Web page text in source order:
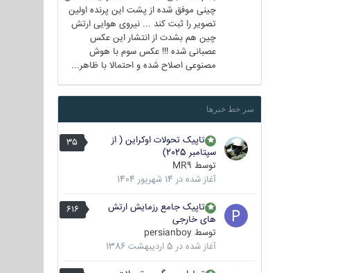
چینی موفق شده از پشت این پرنده اولین
تصویر را ثبت کند ... نیروی هوایی ارتش
چین هم بشدت از انتشار این عکس
عصبانی شده !!! عکس سوم با هوش
مصنوعی اصلاح شده و احتمالا با ظاهر...
سر خط خبرها
35
تاپیک تحولات اوکراین ( از
سپتامبر 2025)
توسط MR9
آغاز شده در 14 شهریور 1404
616
تاپیک جامع رزمایش ارتش
های خارجی
توسط persianboy
آغاز شده در 5 اردیبهشت 1386